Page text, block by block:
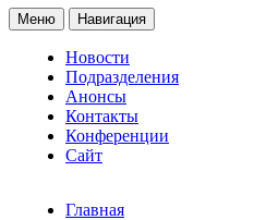
Меню Навигация
Новости
Подразделения
Анонсы
Контакты
Конференции
Сайт
Главная